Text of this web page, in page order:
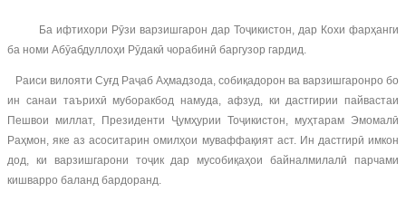
Ба ифтихори Рӯзи варзишгарон дар Тоҷикистон, дар Кохи фарҳанги
ба номи Абӯабдуллоҳи Рӯдакӣ чорабинӣ баргузор гардид.
Раиси вилояти Суғд Раҷаб Аҳмадзода, собиқадорон ва варзишгаронро бо
ин санаи таърихӣ муборакбод намуда, афзуд, ки дастгирии пайвастаи
Пешвои миллат, Президенти Ҷумҳурии Тоҷикистон, муҳтарам Эмомалӣ
Раҳмон, яке аз асоситарин омилҳои муваффақият аст. Ин дастгирӣ имкон
дод, ки варзишгарони тоҷик дар мусобиқаҳои байналмилалӣ парчами
кишварро баланд бардоранд.